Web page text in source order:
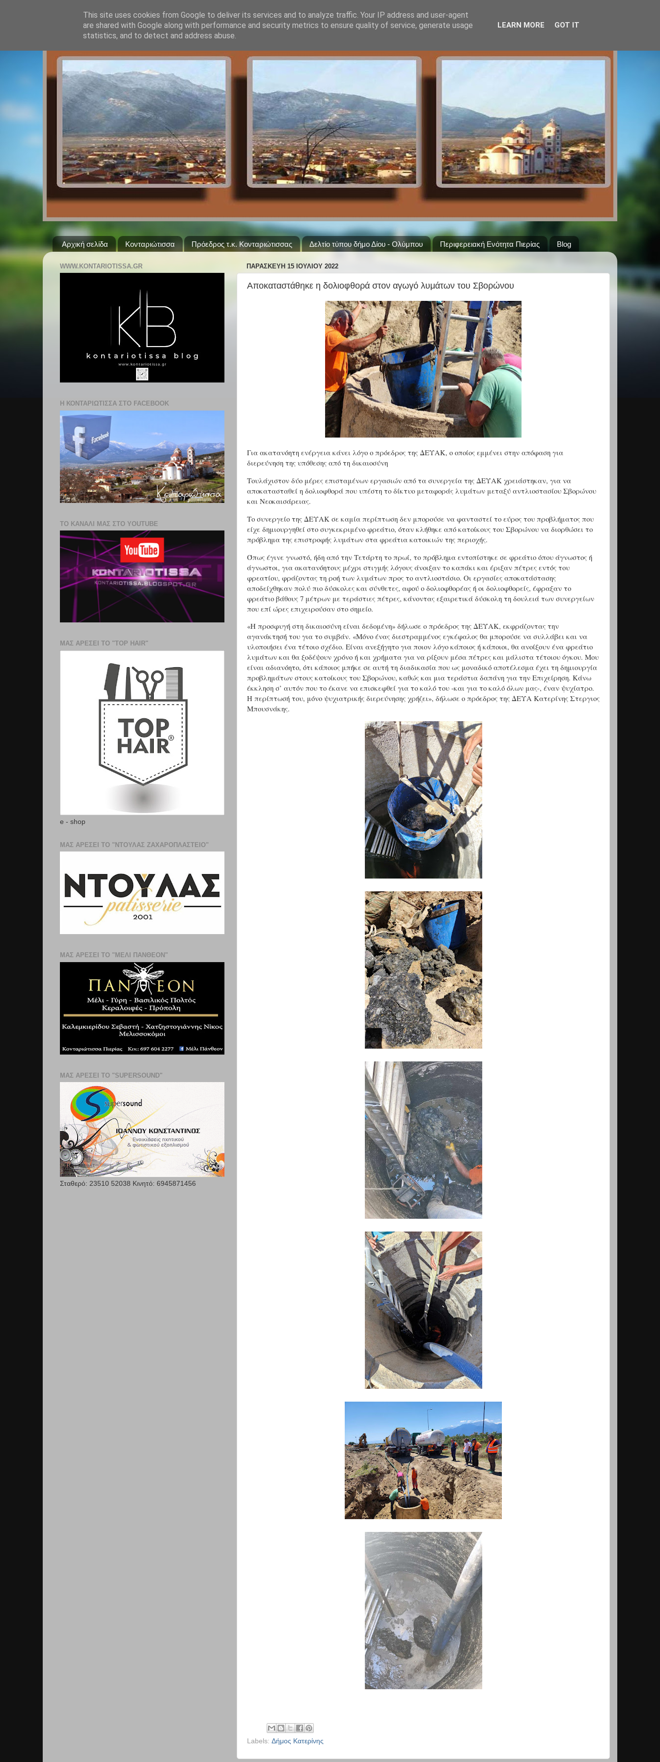
Αρχική σελίδα Κονταριώτισσα Πρόεδρος τ.κ. Κονταριώτισσας Δελτίο τύπου δήμο Δίου - Ολύμπου Περιφερειακή Ενότητα Πιερίας Blog
ΠΑΡΑΣΚΕΥΉ 15 ΙΟΥΛΊΟΥ 2022
Αποκαταστάθηκε η δολιοφθορά στον αγωγό λυμάτων του Σβορώνου
Για ακατανόητη ενέργεια κάνει λόγο ο πρόεδρος της ΔΕΥΑΚ, ο οποίος εμμένει στην απόφαση για
διερεύνηση της υπόθεσης από τη δικαιοσύνη
Τουλάχιστον δύο μέρες επισταμένων εργασιών από τα συνεργεία της ΔΕΥΑΚ χρειάστηκαν, για να
αποκατασταθεί η δολιοφθορά που υπέστη το δίκτυο μεταφοράς λυμάτων μεταξύ αντλιοστασίου Σβορώνου
και Νεοκαισάρειας.
Το συνεργείο της ΔΕΥΑΚ σε καμία περίπτωση δεν μπορούσε να φανταστεί το εύρος του προβλήματος που
είχε δημιουργηθεί στο συγκεκριμένο φρεάτιο, όταν κλήθηκε από κατοίκους του Σβορώνου να διορθώσει το
πρόβλημα της επιστροφής λυμάτων στα φρεάτια κατοικιών της περιοχής.
Όπως έγινε γνωστό, ήδη από την Τετάρτη το πρωί, το πρόβλημα εντοπίστηκε σε φρεάτιο όπου άγνωστος ή
άγνωστοι, για ακατανόητους μέχρι στιγμής λόγους άνοιξαν το καπάκι και έριξαν πέτρες εντός του
φρεατίου, φράζοντας τη ροή των λυμάτων προς το αντλιοστάσιο. Οι εργασίες αποκατάστασης
αποδείχθηκαν πολύ πιο δύσκολες και σύνθετες, αφού ο δολιοφθορέας ή οι δολιοφθορείς, έφραξαν το
φρεάτιο βάθους 7 μέτρων με τεράστιες πέτρες, κάνοντας εξαιρετικά δύσκολη τη δουλειά των συνεργείων
που επί ώρες επιχειρούσαν στο σημείο.
«Η προσφυγή στη δικαιοσύνη είναι δεδομένη» δήλωσε ο πρόεδρος της ΔΕΥΑΚ, εκφράζοντας την
αγανάκτησή του για το συμβάν. «Μόνο ένας διεστραμμένος εγκέφαλος θα μπορούσε να συλλάβει και να
υλοποιήσει ένα τέτοιο σχέδιο. Είναι ανεξήγητο για ποιον λόγο κάποιος ή κάποιοι, θα ανοίξουν ένα φρεάτιο
λυμάτων και θα ξοδέψουν χρόνο ή και χρήματα για να ρίξουν μέσα πέτρες και μάλιστα τέτοιου όγκου. Μου
είναι αδιανόητο, ότι κάποιος μπήκε σε αυτή τη διαδικασία που ως μοναδικό αποτέλεσμα έχει τη δημιουργία
προβλημάτων στους κατοίκους του Σβορώνου, καθώς και μια τεράστια δαπάνη για την Επιχείρηση. Κάνω
έκκληση σ’ αυτόν που το έκανε να επισκεφθεί για το καλό του -και για το καλό όλων μας-, έναν ψυχίατρο.
Η περίπτωσή του, μόνο ψυχιατρικής διερεύνησης χρήζει», δήλωσε ο πρόεδρος της ΔΕΥΑ Κατερίνης Στεργιος
Μπουσνάκης.
Labels: Δήμος Κατερίνης
WWW.KONTARIOTISSA.GR
Η ΚΟΝΤΑΡΙΩΤΙΣΣΑ ΣΤΟ FACEBOOK
ΤΟ ΚΑΝΑΛΙ ΜΑΣ ΣΤΟ YOUTUBE
ΜΑΣ ΑΡΕΣΕΙ ΤΟ "TOP HAIR"
e - shop
ΜΑΣ ΑΡΕΣΕΙ ΤΟ "ΝΤΟΥΛΑΣ ΖΑΧΑΡΟΠΛΑΣΤΕΊΟ"
ΜΑΣ ΑΡΕΣΕΙ ΤΟ "ΜΕΛΙ ΠΑΝΘΕΟΝ"
ΜΑΣ ΑΡΕΣΕΙ ΤΟ "SUPERSOUND"
Σταθερό: 23510 52038 Κινητό: 6945871456
This site uses cookies from Google to deliver its services and to analyze traffic. Your IP address and user-agent
are shared with Google along with performance and security metrics to ensure quality of service, generate usage
statistics, and to detect and address abuse.
LEARN MORE GOT IT